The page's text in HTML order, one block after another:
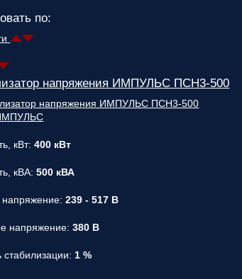
по:
напряжения ИМПУЛЬС ПСН3-500
кВт:400 кВт
кВА:500 кВА
напряжение:239 - 517 В
напряжение:380 В
стабилизации: 1 %